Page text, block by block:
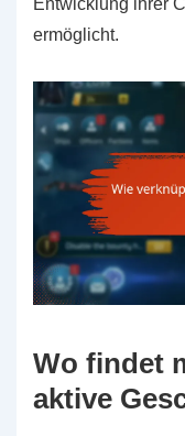
ermöglicht.
Wo findet
aktive